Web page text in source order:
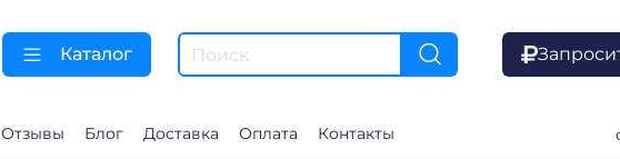
Каталог
Отзывы Блог Доставка Оплата Контакты